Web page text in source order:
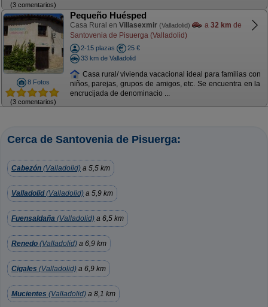
(3 comentarios)
8 Fotos
(3 comentarios)
Pequeño Huésped
Casa Rural en Villasexmir (Valladolid) a 32 km de
Santovenia de Pisuerga (Valladolid)
2-15 plazas
25 €
33 km de Valladolid
Casa rural/ vivienda vacacional ideal para familias con
niños, parejas, grupos de amigos, etc. Se encuentra en la
encrucijada de denominacio ...
Cerca de Santovenia de Pisuerga:
Cabezón (Valladolid) a 5,5 km
Valladolid(Valladolid) a 5,9 km
Fuensaldaña (Valladolid) a 6,5 km
Renedo (Valladolid) a 6,9 km
Cigales (Valladolid) a 6,9 km
Mucientes (Valladolid) a 8,1 km